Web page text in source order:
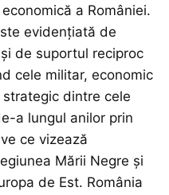
a României.
evidențiată de
de suportul reciproc
cele militar, economic
dintre cele
a lungul anilor prin
ce vizează
Mării Negre și
de Est. România